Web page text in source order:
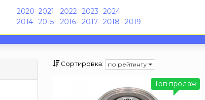
2020 2021 2022 2023 2024
2014 2015 2016 2017 2018 2019
Сортировка: по рейтингу
Топ продаж